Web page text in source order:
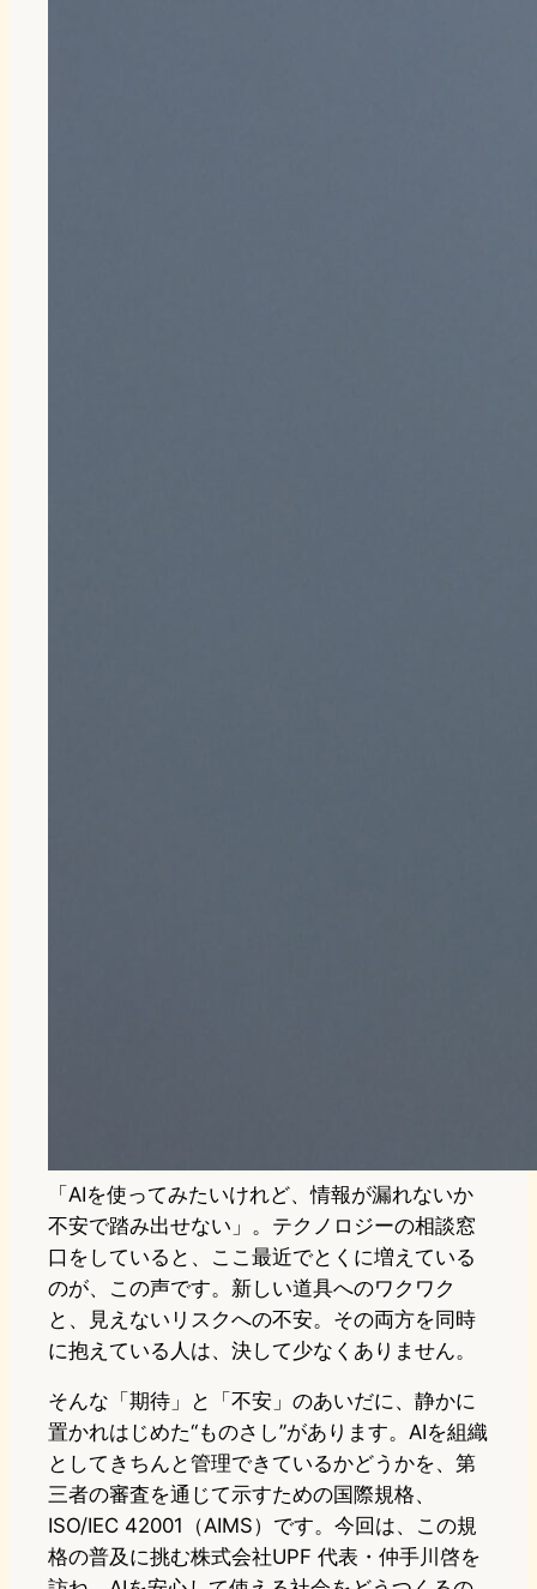
「AIを使ってみたいけれど、情報が漏れないか
不安で踏み出せない」。テクノロジーの相談窓
口をしていると、ここ最近でとくに増えている
のが、この声です。新しい道具へのワクワク
と、見えないリスクへの不安。その両方を同時
に抱えている人は、決して少なくありません。
そんな「期待」と「不安」のあいだに、静かに
置かれはじめた“ものさし”があります。AIを組織
としてきちんと管理できているかどうかを、第
三者の審査を通じて示すための国際規格、
ISO/IEC 42001（AIMS）です。今回は、この規
格の普及に挑む株式会社UPF 代表・仲手川啓を